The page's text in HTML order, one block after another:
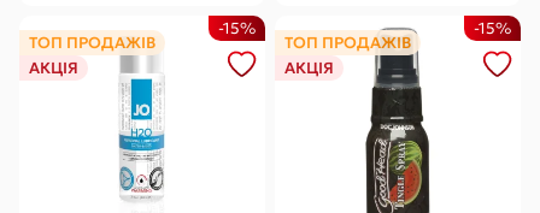
ТОП ПРОДАЖІВ
АКЦІЯ
-15%
ТОП ПРОДАЖІВ
АКЦІЯ
-15%